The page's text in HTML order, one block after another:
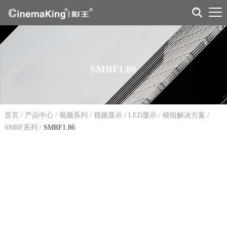
SMRF1.86
首页 / 产品中心/ 视频系列 / 视频显示/ LED显示/ 模组解决方案 /
SMRF系列 / SMRF1.86